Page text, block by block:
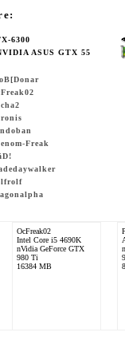
6300
ASUS GTX 55
Freak
OcFreak02
Intel Core i5 4690K
nVidia GeForce GTX
980 Ti
16384 MB